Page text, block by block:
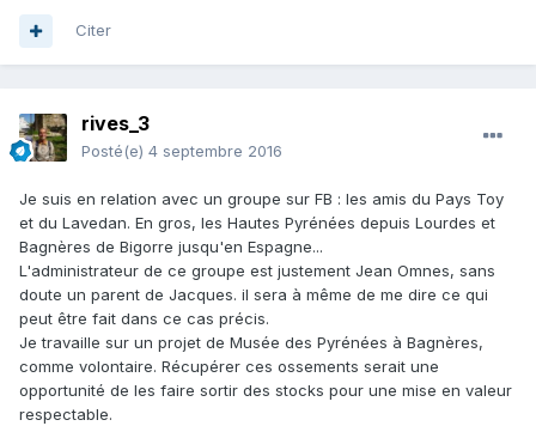
Citer
rives_3
Posté(e) 4 septembre 2016
Je suis en relation avec un groupe sur FB : les amis du Pays Toy
et du Lavedan. En gros, les Hautes Pyrénées depuis Lourdes et
Bagnères de Bigorre jusqu'en Espagne...
L'administrateur de ce groupe est justement Jean Omnes, sans
doute un parent de Jacques. il sera à même de me dire ce qui
peut être fait dans ce cas précis.
Je travaille sur un projet de Musée des Pyrénées à Bagnères,
comme volontaire. Récupérer ces ossements serait une
opportunité de les faire sortir des stocks pour une mise en valeur
respectable.